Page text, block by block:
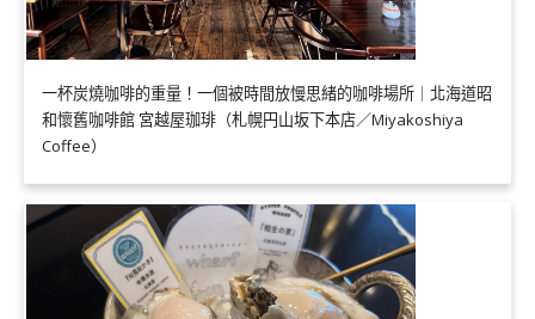
一杯炭燒咖啡的重量！一個被時間放慢思緒的咖啡場所｜北海道昭
和懷舊咖啡館 宮越屋珈琲（札幌円山坂下本店／Miyakoshiya
Coffee）